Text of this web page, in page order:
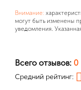
Внимание:
могут быть изменены
уведомления.
Всего отзывов: 0
Средний рейтинг: